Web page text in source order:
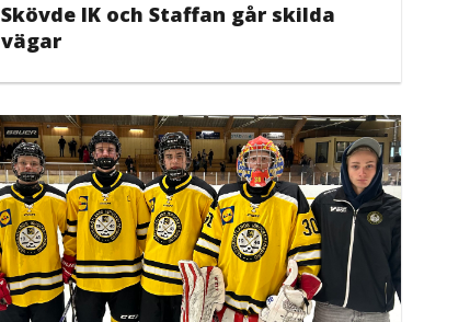
Skövde IK och Staffan går skilda
vägar